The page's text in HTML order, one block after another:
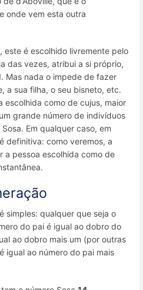
onde vem esta outra
este é escolhido livremente pelo
das vezes, atribui a si próprio,
Mas nada o impede de fazer
a sua filha, o seu bisneto, etc.
escolhida como de cujus, maior
grande número de indivíduos
Em qualquer caso, em
definitiva: como veremos, a
a pessoa escolhida como de
é simples: qualquer que seja o
do pai é igual ao dobro do
ao dobro mais um (por outras
igual ao número do pai mais